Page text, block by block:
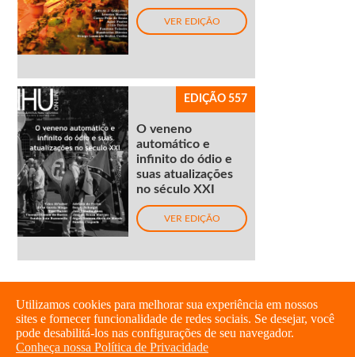
VER EDIÇÃO
EDIÇÃO 557
O veneno
automático e
infinito do ódio e
suas atualizações
no século XXI
VER EDIÇÃO
Utilizamos cookies para melhorar sua experiência em nossos
sites e fornecer funcionalidade de redes sociais. Se desejar, você
pode desabilitá-los nas configurações de seu navegador.
Conheça nossa Política de Privacidade